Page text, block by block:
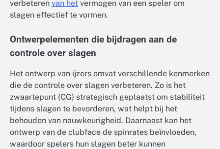
verbeteren van het vermogen van een speler om
slagen effectief te vormen.
Ontwerpelementen die bijdragen aan de
controle over slagen
Het ontwerp van ijzers omvat verschillende kenmerken
die de controle over slagen verbeteren. Zo is het
zwaartepunt (CG) strategisch geplaatst om stabiliteit
tijdens slagen te bevorderen, wat helpt bij het
behouden van nauwkeurigheid. Daarnaast kan het
ontwerp van de clubface de spinrates beïnvloeden,
waardoor spelers hun slagen beter kunnen